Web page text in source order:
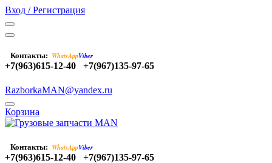
Вход / Регистрация
Контакты: WhatsAppViber
+7(963)615-12-40 +7(967)135-97-65
RazborkaMAN@yandex.ru
Корзина
Контакты: WhatsAppViber
+7(963)615-12-40 +7(967)135-97-65